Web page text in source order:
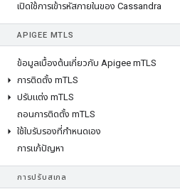
เปิดใช้การเข้ารหัสภายในของ Cassandra
APIGEE MTLS
ข้อมูลเบื้องต้นเกี่ยวกับ Apigee mTLS
การติดตั้ง mTLS
ปรับแต่ง mTLS
ถอนการติดตั้ง mTLS
ใช้ใบรับรองที่กําหนดเอง
การแก้ปัญหา
การปรับสเกล